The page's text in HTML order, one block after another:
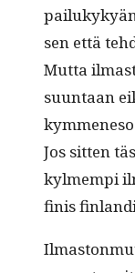
sen että
Mut­ta
suun­taan
Jos sit­ten
kylmem­pi
finis